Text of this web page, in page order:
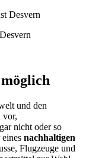
de Berguedà
und den
vor,
nicht oder so
nachhaltigen
Flugzeuge und